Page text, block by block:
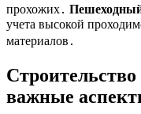
прохожих․
учета высокой
материалов․
важные